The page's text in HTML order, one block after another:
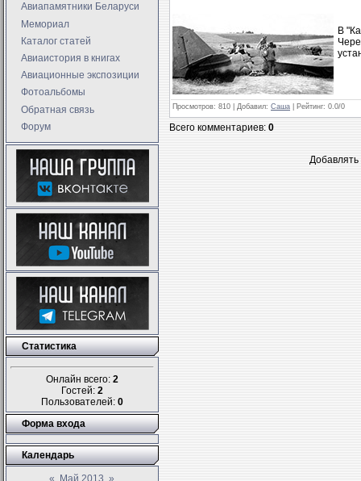
Авиапамятники Беларуси
Мемориал
Каталог статей
Авиаистория в книгах
Авиационные экспозиции
Фотоальбомы
Обратная связь
Форум
Статистика
Онлайн всего: 2
Гостей: 2
Пользователей: 0
Форма входа
Календарь
« Май 2013 »
В
Просмотров: 810 | Добавил: Саша Рейтинг: 0.0/0
Всего комментариев:0
Добавлять